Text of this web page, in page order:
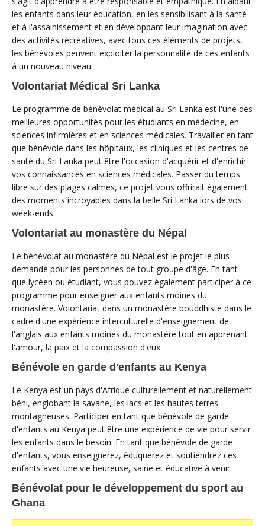
les enfants dans leur éducation, en les sensibilisant à la santé
et à l'assainissement et en développant leur imagination avec
des activités récréatives, avec tous ces éléments de projets,
les bénévoles peuvent exploiter la personnalité de ces enfants
à un nouveau niveau.
Volontariat Médical Sri Lanka
Le programme de bénévolat médical au Sri Lanka est l'une des
meilleures opportunités pour les étudiants en médecine, en
sciences infirmières et en sciences médicales. Travailler en tant
que bénévole dans les hôpitaux, les cliniques et les centres de
santé du Sri Lanka peut être l'occasion d'acquérir et d'enrichir
vos connaissances en sciences médicales. Passer du temps
libre sur des plages calmes, ce projet vous offrirait également
des moments incroyables dans la belle Sri Lanka lors de vos
week-ends.
Volontariat au monastère du Népal
Le bénévolat au monastère du Népal est le projet le plus
demandé pour les personnes de tout groupe d'âge. En tant
que lycéen ou étudiant, vous pouvez également participer à ce
programme pour enseigner aux enfants moines du
monastère. Volontariat dans un monastère bouddhiste dans le
cadre d'une expérience interculturelle d'enseignement de
l'anglais aux enfants moines du monastère tout en apprenant
l'amour, la paix et la compassion d'eux.
Bénévole en garde d'enfants au Kenya
Le Kenya est un pays d'Afrique culturellement et naturellement
béni, englobant la savane, les lacs et les hautes terres
montagneuses. Participer en tant que bénévole de garde
d'enfants au Kenya peut être une expérience de vie pour servir
les enfants dans le besoin. En tant que bénévole de garde
d'enfants, vous enseignerez, éduquerez et soutiendrez ces
enfants avec une vie heureuse, saine et éducative à venir.
Bénévolat pour le développement du sport au
Ghana